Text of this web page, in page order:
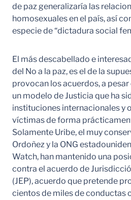
de paz generalizaría las
homosexuales en el país, así
especie de “dictadura social
El más descabellado e
del No a la paz, es el de la
provocan los acuerdos, a
un modelo de Justicia que ha
instituciones internacionales y
víctimas de forma
Solamente Uribe, el muy
Ordoñez y la ONG
Watch, han mantenido una
contra el acuerdo de
(JEP), acuerdo que pretende
cientos de miles de conductas